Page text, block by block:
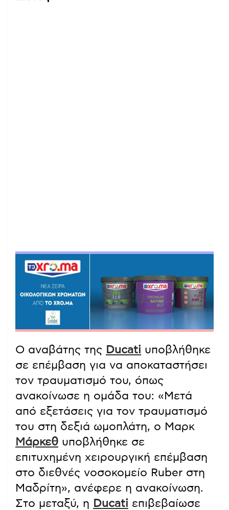
Ο αναβάτης της Ducati υποβλήθηκε
σε επέμβαση για να αποκαταστήσει
τον τραυματισμό του, όπως
ανακοίνωσε η ομάδα του: «Μετά
από εξετάσεις για τον τραυματισμό
του στη δεξιά ωμοπλάτη, ο Μαρκ
Μάρκεθ υποβλήθηκε σε
επιτυχημένη χειρουργική επέμβαση
στο διεθνές νοσοκομείο Ruber στη
Μαδρίτη», ανέφερε η ανακοίνωση.
Στο μεταξύ, η Ducati επιβεβαίωσε